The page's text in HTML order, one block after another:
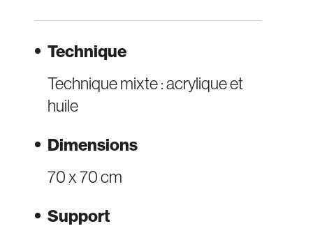
Technique
Technique mixte : acrylique et
huile
Dimensions
70 x 70 cm
Support